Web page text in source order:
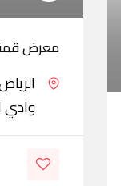
معرض قمة
وادي